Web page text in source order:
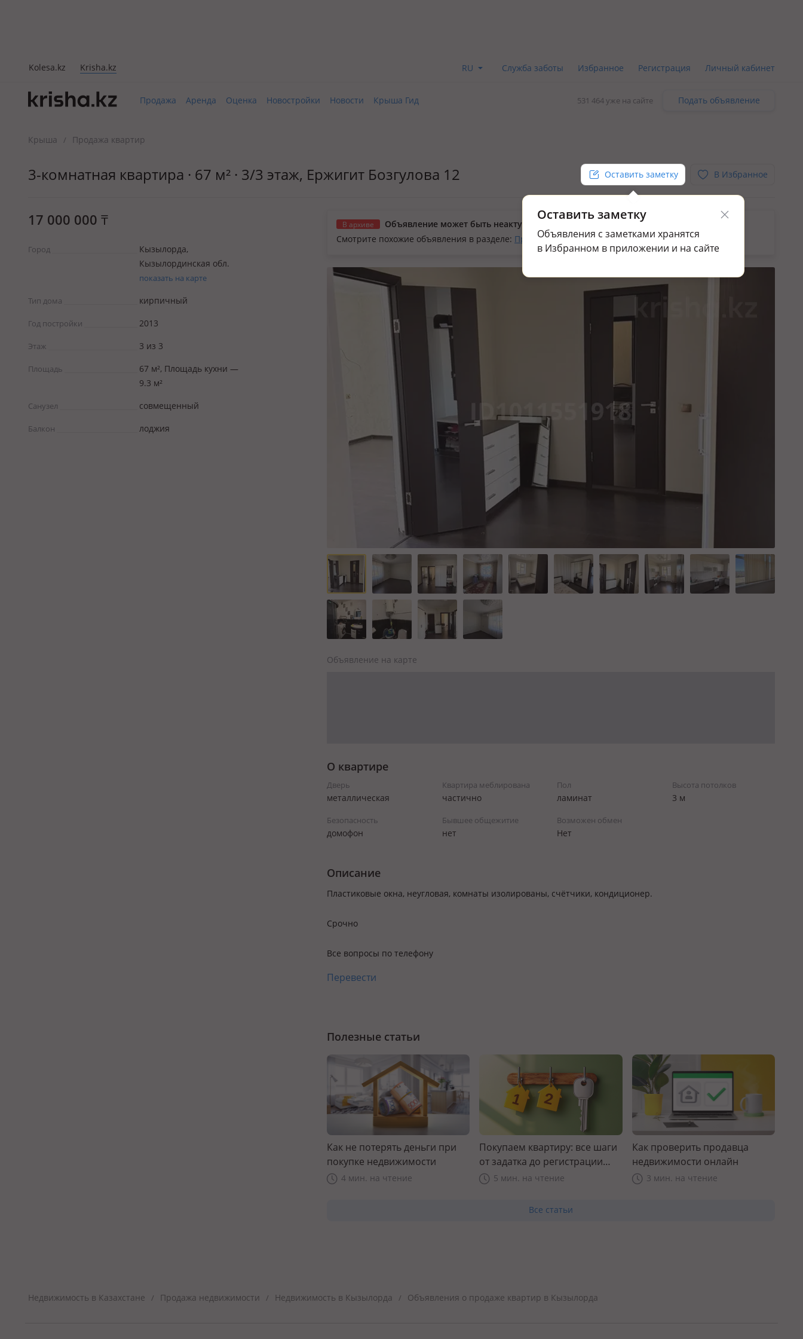
Kolesa.kz Krisha.kz RU Служба заботы Избранное Регистрация Личный кабинет
Продажа Аренда Оценка Новостройки Новости Крыша Гид 531 464 уже на сайте Подать объявление
Крыша / Продажа квартир
3-комнатная квартира · 67 м² · 3/3 этаж, Ержигит Бозгулова 12 Оставить заметку
Оставить заметку
Объявления с заметками хранятся
в Избранном в приложении и на сайте
В Избранное
17 000 000 ₸
Город
Кызылорда,
Кызылординская обл.
показать на карте
Тип дома кирпичный
Год постройки 2013
Этаж 3 из 3
Площадь
67 м², Площадь кухни —
9.3 м²
Санузел совмещенный
Балкон лоджия
В архиве
Объявление может быть неактуальным.
Смотрите похожие объявления в разделе: Продажа квартир в Кызылорда
Объявление на карте
О квартире
Дверь
металлическая
Квартира меблирована
частично
Пол
ламинат
Высота потолков
3 м
Безопасность
домофон
Бывшее общежитие
нет
Возможен обмен
Нет
Описание
Пластиковые окна, неугловая, комнаты изолированы, счётчики, кондиционер.
Срочно
Все вопросы по телефону
Перевести
Полезные статьи
Как не потерять деньги при
покупке недвижимости
4 мин. на чтение
Покупаем квартиру: все шаги
от задатка до регистрации
прав5 мин. на чтение
Как проверить продавца
недвижимости онлайн
3 мин. на чтение
Все статьи
Недвижимость в Казахстане / Продажа недвижимости / Недвижимость в Кызылорда / Объявления о продаже квартир в Кызылорда